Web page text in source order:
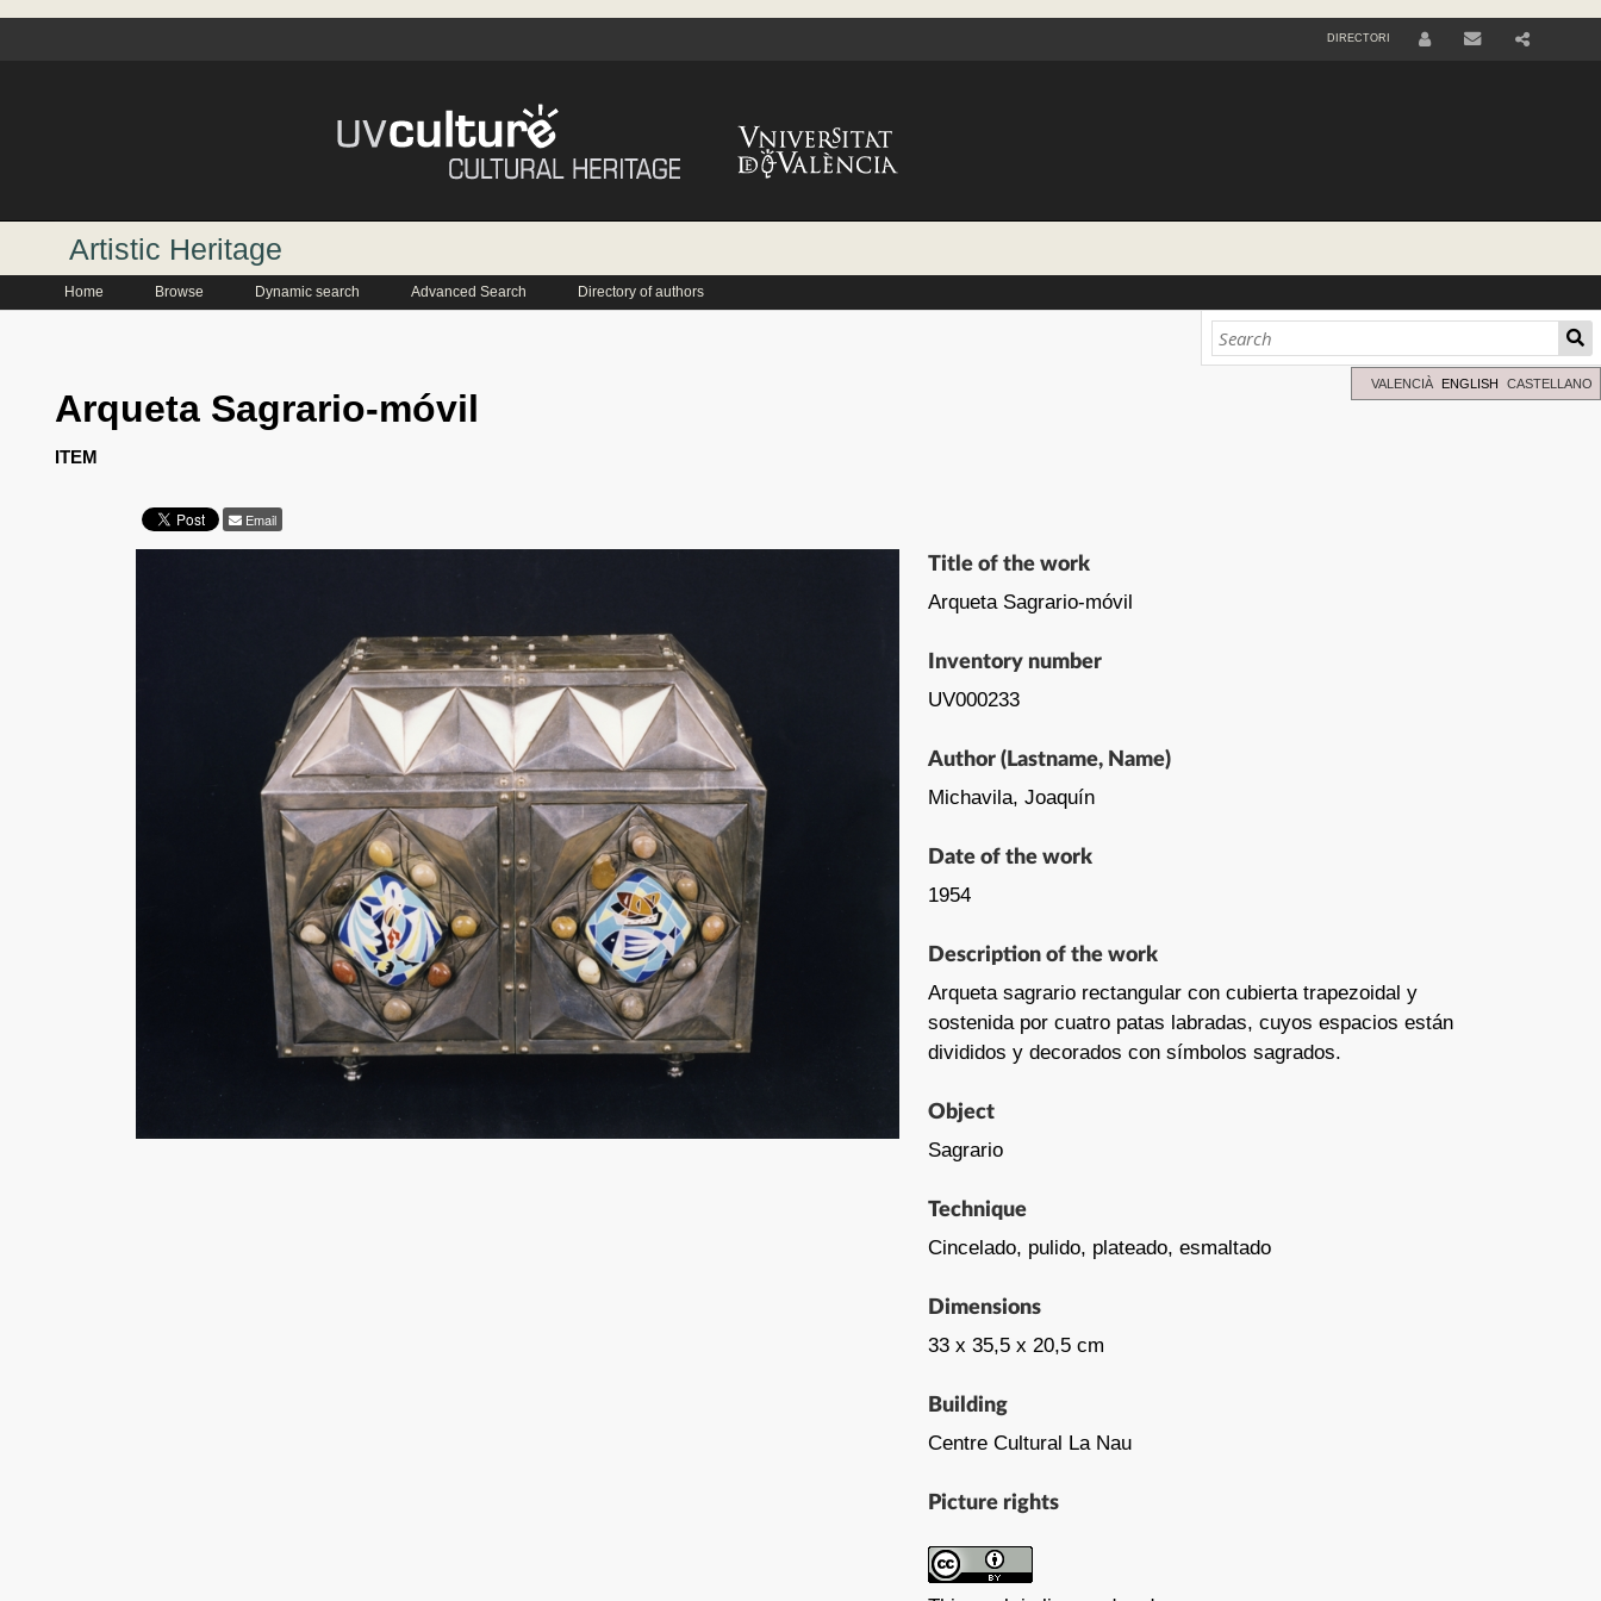
DIRECTORI
Artistic Heritage
Home Browse Dynamic search Advanced Search Directory of authors
VALENCIÀ ENGLISH CASTELLANO
Arqueta Sagrario-móvil
ITEM
Email
Title of the work
Arqueta Sagrario-móvil
Inventory number
UV000233
Author (Lastname, Name)
Michavila, Joaquín
Date of the work
1954
Description of the work
Arqueta sagrario rectangular con cubierta trapezoidal y
sostenida por cuatro patas labradas, cuyos espacios están
divididos y decorados con símbolos sagrados.
Object
Sagrario
Technique
Cincelado, pulido, plateado, esmaltado
Dimensions
33 x 35,5 x 20,5 cm
Building
Centre Cultural La Nau
Picture rights